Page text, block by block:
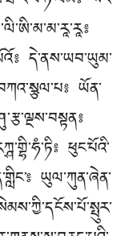
དེ་ནས་ཡབ་ཡུམ་
ཡོན་
ཕུང་པོའི་
ཡུལ་ཀུན་ཞེན་